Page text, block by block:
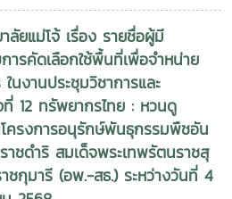
ลัยแม่โจ้ เรื่อง รายชื่อผู้มี
รคัดเลือกใช้พื้นที่เพื่อจำหน่าย
นงานประชุมวิชาการและ
12 ทรัพยากรไทย : หวนดู
รงการอนุรักษ์พันธุกรรมพืชอัน
าชดำริ สมเด็จพระเทพรัตนราชสุ
ชกุมารี (อพ.-สธ.) ระหว่างวันที่ 4